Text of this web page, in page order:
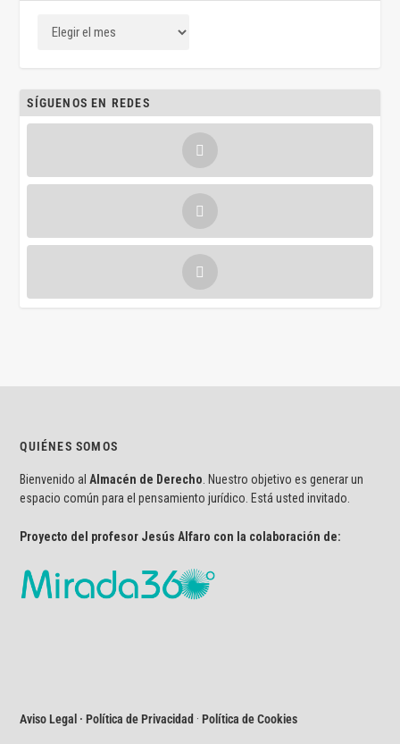
SÍGUENOS EN REDES
QUIÉNES SOMOS
Bienvenido al Almacén de Derecho . Nuestro objetivo es generar un
espacio común para el pensamiento jurídico. Está usted invitado.
Proyecto del profesor Jesús Alfaro con la colaboración de:
Aviso Legal · Política de Privacidad ·Política de Cookies